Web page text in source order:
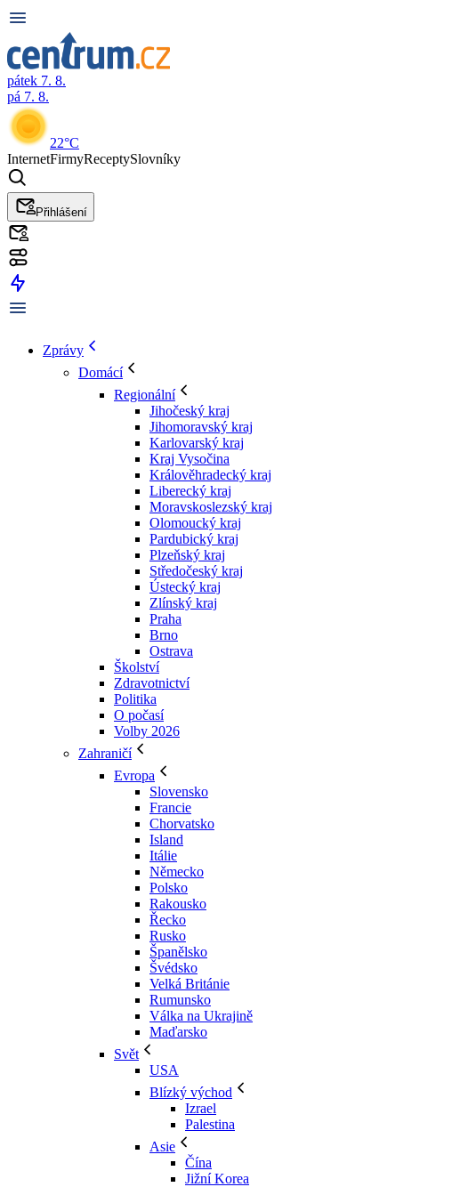
pátek 7. 8.
pá 7. 8.
22°C
InternetFirmyReceptySlovníky
Přihlášení
Zprávy
Domácí
Regionální
Jihočeský kraj
Jihomoravský kraj
Karlovarský kraj
Kraj Vysočina
Králověhradecký kraj
Liberecký kraj
Moravskoslezský kraj
Olomoucký kraj
Pardubický kraj
Plzeňský kraj
Středočeský kraj
Ústecký kraj
Zlínský kraj
Praha
Brno
Ostrava
Školství
Zdravotnictví
Politika
O počasí
Volby 2026
Zahraničí
Evropa
Slovensko
Francie
Chorvatsko
Island
Itálie
Německo
Polsko
Rakousko
Řecko
Rusko
Španělsko
Švédsko
Velká Británie
Rumunsko
Válka na Ukrajině
Maďarsko
Svět
USA
Blízký východ
Izrael
Palestina
Asie
Čína
Jižní Korea